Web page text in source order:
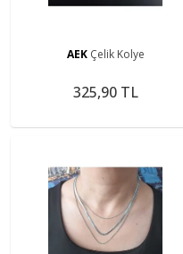
AEK Çelik Kolye
325,90 TL